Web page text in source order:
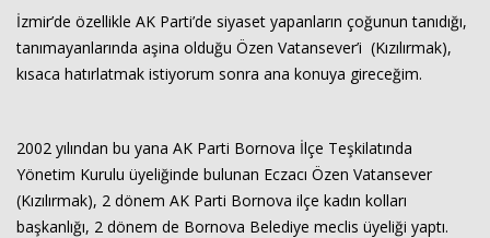
İzmir’de özellikle AK Parti’de siyaset yapanların çoğunun tanıdığı,
tanımayanlarında aşina olduğu Özen Vatansever’i (Kızılırmak),
kısaca hatırlatmak istiyorum sonra ana konuya gireceğim.
2002 yılından bu yana AK Parti Bornova İlçe Teşkilatında
Yönetim Kurulu üyeliğinde bulunan Eczacı Özen Vatansever
(Kızılırmak), 2 dönem AK Parti Bornova ilçe kadın kolları
başkanlığı, 2 dönem de Bornova Belediye meclis üyeliği yaptı.